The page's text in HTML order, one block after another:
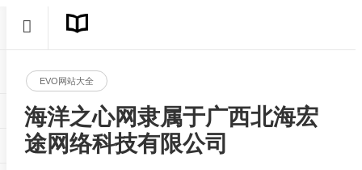
EVO网站大全
海洋之心网隶属于广西北海宏
途网络科技有限公司